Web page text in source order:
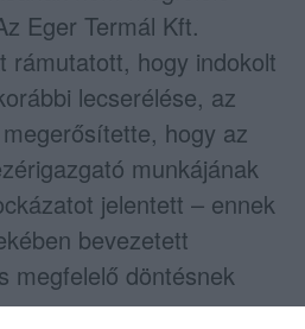
Eger Termál Kft.
rámutatott, hogy indokolt
lecserélése, az
hogy az
munkájának
jelentett – ennek
bevezetett
megfelelő döntésnek